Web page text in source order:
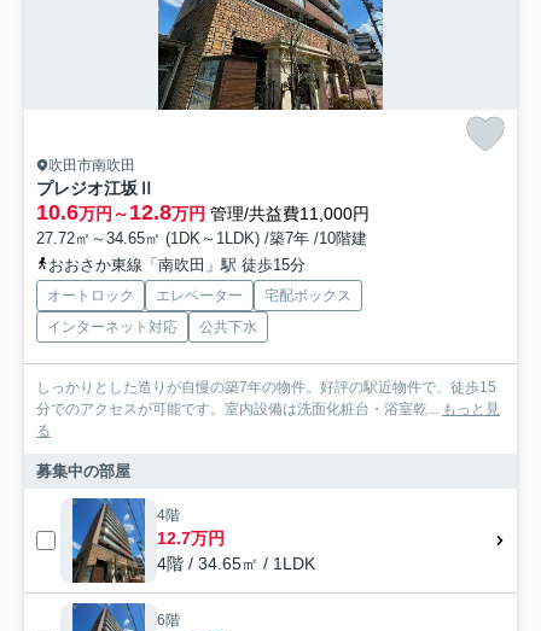
吹田市南吹田
プレジオ江坂Ⅱ
10.6万円～12.8万円 管理/共益費11,000円
27.72㎡～34.65㎡ (1DK～1LDK) /築7年 /10階建
おおさか東線「南吹田」駅 徒歩15分
オートロック エレベーター
宅配ボックス
インターネット対応
公共下水
しっかりとした造りが自慢の築7年の物件。好評の駅近物件で、徒歩15
分でのアクセスが可能です。室内設備は洗面化粧台・浴室乾... もっと見
る
募集中の部屋
4階
12.7万円
4階 / 34.65㎡ / 1LDK
6階